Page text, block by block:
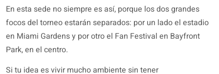
En esta sede no siempre es así, porque los dos grandes
focos del torneo estarán separados: por un lado el estadio
en Miami Gardens y por otro el Fan Festival en Bayfront
Park, en el centro.
Si tu idea es vivir mucho ambiente sin tener